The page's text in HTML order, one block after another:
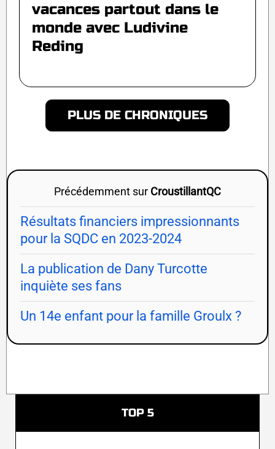
vacances partout dans le
monde avec Ludivine
Reding
PLUS DE CHRONIQUES
Précédemment sur CroustillantQC
Résultats financiers impressionnants
pour la SQDC en 2023-2024
La publication de Dany Turcotte
inquiète ses fans
Un 14e enfant pour la famille Groulx ?
TOP 5